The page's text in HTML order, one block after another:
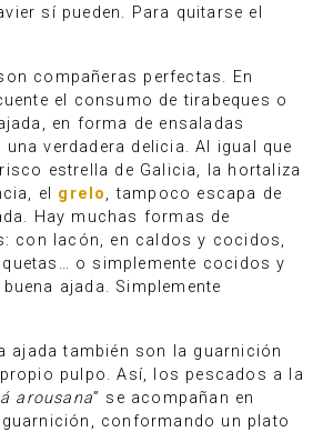
sí pueden. Para quitarse el
compañeras perfectas. En
el consumo de tirabeques o
en forma de ensaladas
verdadera delicia. Al igual que
estrella de Galicia, la hortaliza
el
grelo, tampoco escapa de
Hay muchas formas de
con lacón, en caldos y cocidos,
o simplemente cocidos y
ajada. Simplemente
ajada también son la guarnición
pulpo. Así, los pescados a la
arousana” se acompañan en
conformando un plato